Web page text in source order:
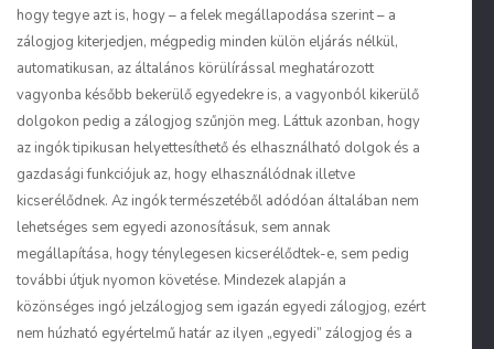
hogy tegye azt is, hogy – a felek megállapodása szerint – a
zálogjog kiterjedjen, mégpedig minden külön eljárás nélkül,
automatikusan, az általános körülírással meghatározott
vagyonba később bekerülő egyedekre is, a vagyonból kikerülő
dolgokon pedig a zálogjog szűnjön meg. Láttuk azonban, hogy
az ingók tipikusan helyettesíthető és elhasználható dolgok és a
gazdasági funkciójuk az, hogy elhasználódnak illetve
kicserélődnek. Az ingók természetéből adódóan általában nem
lehetséges sem egyedi azonosításuk, sem annak
megállapítása, hogy ténylegesen kicserélődtek-e, sem pedig
további útjuk nyomon követése. Mindezek alapján a
közönséges ingó jelzálogjog sem igazán egyedi zálogjog, ezért
nem húzható egyértelmű határ az ilyen „egyedi” zálogjog és a